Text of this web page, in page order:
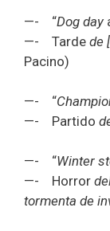
—- “Dog day
—- Tarde de
Pacino)
—- “
—- Partido
—- “Winter
—- Horror
tormenta de